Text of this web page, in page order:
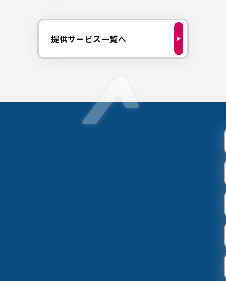
提供サービス一覧へ